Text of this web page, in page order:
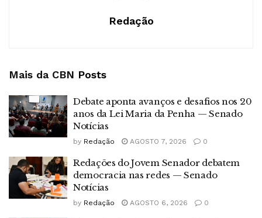
Redação
Mais da CBN Posts
Debate aponta avanços e desafios nos 20
anos da Lei Maria da Penha — Senado
Notícias
by Redação AGOSTO 7, 2026 0
Redações do Jovem Senador debatem
democracia nas redes — Senado
Notícias
by Redação AGOSTO 6, 2026 0